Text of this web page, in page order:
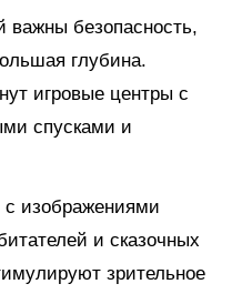
безопасность,
глубина.
игровые центры с
спусками и
изображениями
и сказочных
зрительное